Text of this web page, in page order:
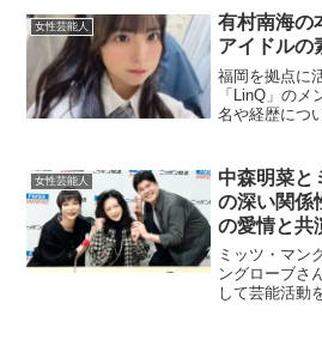
劇に込めた思
ます。田島芽
女性芸能人
有村南海の
アイドルの
福岡を拠点に
「LinQ」の
名や経歴につ
公表されてい
ているため、
女性芸能人
中森明菜と
の深い関係
の愛情と共
ミッツ・マン
ングローブさ
して芸能活動